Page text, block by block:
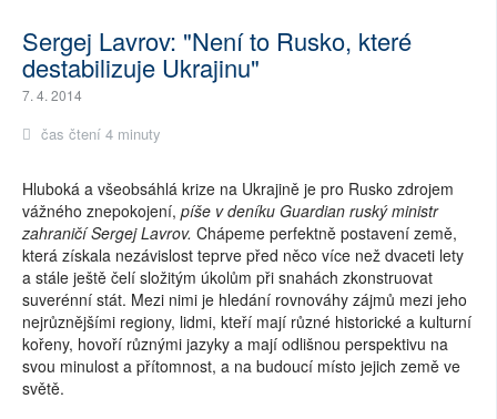
Sergej Lavrov: "Není to Rusko, které
destabilizuje Ukrajinu"
7. 4. 2014
čas čtení 4 minuty
Hluboká a všeobsáhlá krize na Ukrajině je pro Rusko zdrojem
vážného znepokojení, píše v deníku Guardian ruský ministr
zahraničí Sergej Lavrov. Chápeme perfektně postavení země,
která získala nezávislost teprve před něco více než dvaceti lety
a stále ještě čelí složitým úkolům při snahách zkonstruovat
suverénní stát. Mezi nimi je hledání rovnováhy zájmů mezi jeho
nejrůznějšími regiony, lidmi, kteří mají různé historické a kulturní
kořeny, hovoří různými jazyky a mají odlišnou perspektivu na
svou minulost a přítomnost, a na budoucí místo jejich země ve
světě.